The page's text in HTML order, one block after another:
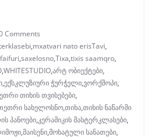
Comments
,mxatvari nato erisTavi,
,saxelosno,Tixa,tixis saamqro,
,WHITESTUDIO,არტ ობიექტები,
,ექსკლუზიური ჭურჭელი,ვორქშოპი,
თიხის თვისებები,
სახელოსნო,თიხა,თიხის ნაწარმი
პანოები,კერამიკის მასტერკლასები,
,მაისენი,მოხატული სანათები,